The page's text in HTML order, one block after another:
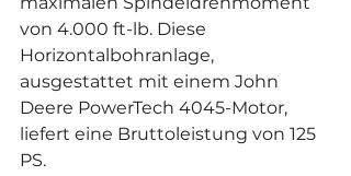
von 4.000 ft-lb. Diese
Horizontalbohranlage,
ausgestattet mit einem John
Deere PowerTech 4045-Motor,
liefert eine Bruttoleistung von 125
PS.